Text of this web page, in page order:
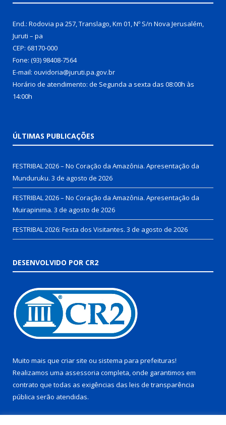
End.: Rodovia pa 257, Translago, Km 01, Nº S/n Nova Jerusalém,
Juruti – pa
CEP: 68170-000
Fone: (93) 98408-7564
E-mail: ouvidoria@juruti.pa.gov.br
Horário de atendimento: de Segunda a sexta das 08:00h às
14:00h
ÚLTIMAS PUBLICAÇÕES
FESTRIBAL 2026 – No Coração da Amazônia. Apresentação da
Munduruku. 3 de agosto de 2026
FESTRIBAL 2026 – No Coração da Amazônia. Apresentação da
Muirapinima. 3 de agosto de 2026
FESTRIBAL 2026: Festa dos Visitantes. 3 de agosto de 2026
DESENVOLVIDO POR CR2
Muito mais que criar site ou sistema para prefeituras!
Realizamos uma assessoria completa, onde garantimos em
contrato que todas as exigências das leis de transparência
pública serão atendidas.